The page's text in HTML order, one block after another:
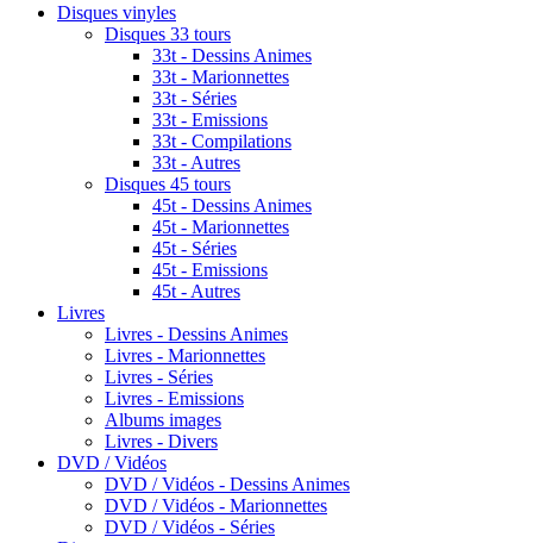
Disques vinyles
Disques 33 tours
33t - Dessins Animes
33t - Marionnettes
33t - Séries
33t - Emissions
33t - Compilations
33t - Autres
Disques 45 tours
45t - Dessins Animes
45t - Marionnettes
45t - Séries
45t - Emissions
45t - Autres
Livres
Livres - Dessins Animes
Livres - Marionnettes
Livres - Séries
Livres - Emissions
Albums images
Livres - Divers
DVD / Vidéos
DVD / Vidéos - Dessins Animes
DVD / Vidéos - Marionnettes
DVD / Vidéos - Séries